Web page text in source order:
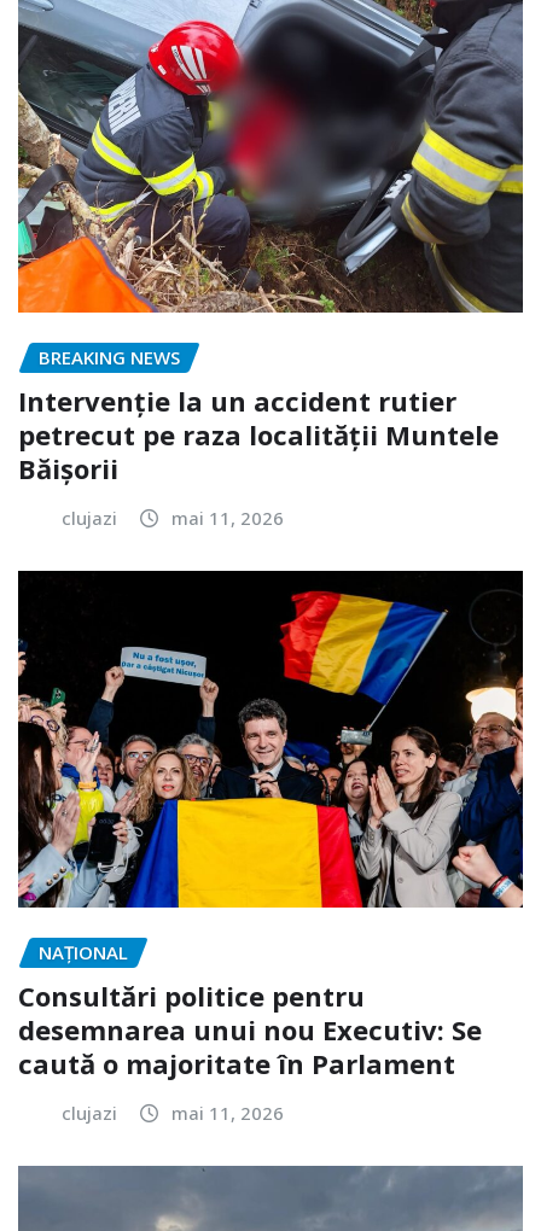
BREAKING NEWS
Intervenție la un accident rutier
petrecut pe raza localității Muntele
Băișorii
clujazi mai 11, 2026
NAŢIONAL
Consultări politice pentru
desemnarea unui nou Executiv: Se
caută o majoritate în Parlament
clujazi mai 11, 2026